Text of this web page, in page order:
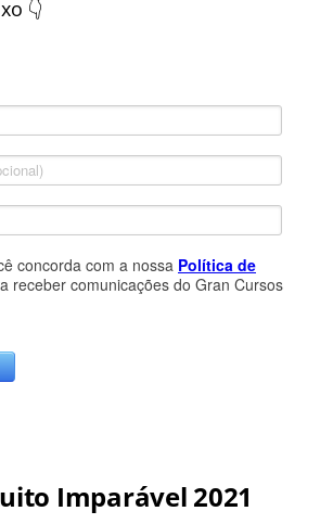
👇
Imparável 2021